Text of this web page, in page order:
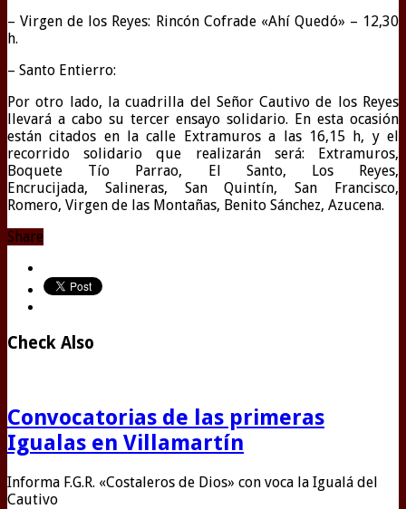
– Virgen de los Reyes: Rincón Cofrade «Ahí Quedó» – 12,30
h.
– Santo Entierro:
Por otro lado, la cuadrilla del Señor Cautivo de los Reyes
llevará a cabo su tercer ensayo solidario. En esta ocasión
están citados en la calle Extramuros a las 16,15 h, y el
recorrido solidario que realizarán será: Extramuros,
Boquete Tío Parrao, El Santo, Los Reyes,
Encrucijada, Salineras, San Quintín, San Francisco,
Romero, Virgen de las Montañas, Benito Sánchez, Azucena.
Share
Check Also
Convocatorias de las primeras
Igualas en Villamartín
Informa F.G.R. «Costaleros de Dios» con voca la Igualá del
Cautivo